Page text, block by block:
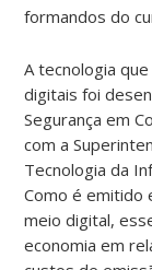
formandos do
A tecnologia
digitais foi
Segurança em
com a
Tecnologia da
Como é emitido
meio digital,
economia em